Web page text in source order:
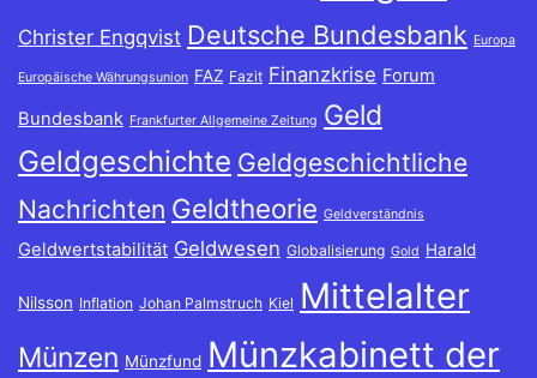
Christer Engqvist Deutsche Bundesbank Europa
Europäische Währungsunion FAZ Fazit Finanzkrise Forum
Bundesbank Frankfurter Allgemeine Zeitung Geld
Geldgeschichte Geldgeschichtliche
Nachrichten Geldtheorie Geldverständnis
Geldwertstabilität Geldwesen Globalisierung Gold Harald
Nilsson Inflation Johan Palmstruch Kiel Mittelalter
Münzen Münzfund Münzkabinett der